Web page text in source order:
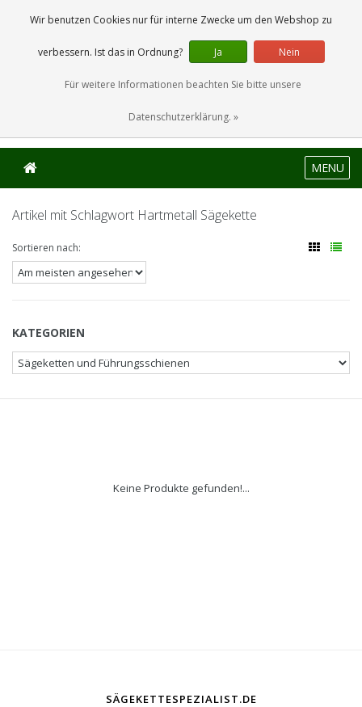
0 Artikel
MENU
Artikel mit Schlagwort Hartmetall Sägekette
Sortieren nach:
KATEGORIEN
Keine Produkte gefunden!...
SÄGEKETTESPEZIALIST.DE
Wir benutzen Cookies nur für interne Zwecke um den Webshop zu
verbessern. Ist das in Ordnung? Ja Nein
Für weitere Informationen beachten Sie bitte unsere
Datenschutzerklärung. »